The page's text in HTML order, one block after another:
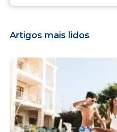
Artigos mais lidos